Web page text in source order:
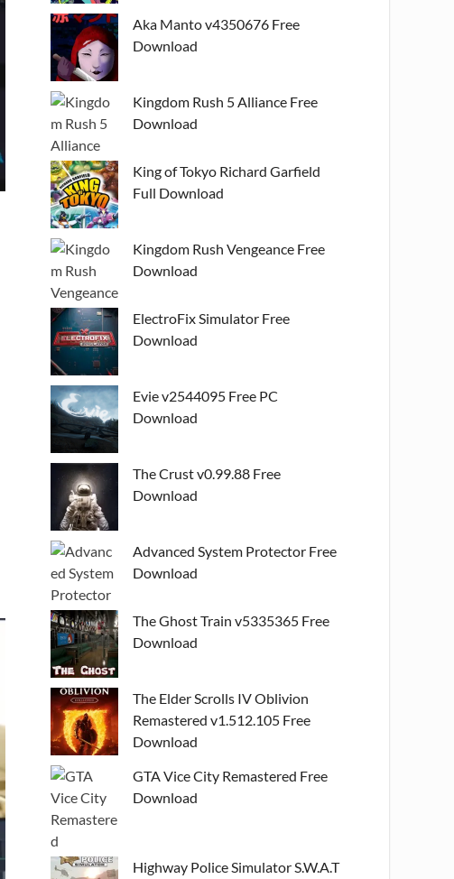
Aka Manto v4350676 Free
Download
Kingdom Rush 5 Alliance Free
Download
King of Tokyo Richard Garfield
Full Download
Kingdom Rush Vengeance Free
Download
ElectroFix Simulator Free
Download
Evie v2544095 Free PC
Download
The Crust v0.99.88 Free
Download
Advanced System Protector Free
Download
The Ghost Train v5335365 Free
Download
The Elder Scrolls IV Oblivion
Remastered v1.512.105 Free
Download
GTA Vice City Remastered Free
Download
Highway Police Simulator S.W.A.T